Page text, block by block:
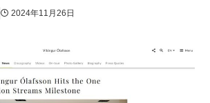
2024年11月26日